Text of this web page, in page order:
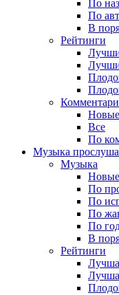
По
По
В
Рейтинги
Новые
Все
По
Музыка
Музыка
Новые
По
По
По
По
В
Рейтинги